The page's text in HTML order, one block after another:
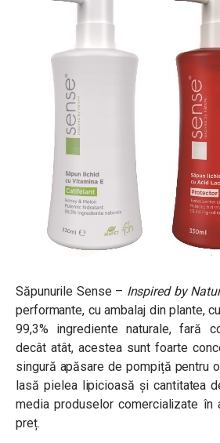
Săpunurile Sense – Inspired by
performante, cu ambalaj din plante,
99,3% ingrediente naturale, fară
decât atât, acestea sunt foarte
singură apăsare de pompiță pentru
lasă pielea lipicioasă și cantitatea
media produselor comercializate în
preț.